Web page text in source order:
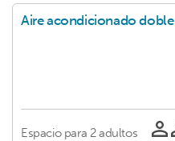
Aire acondicionado doble
Espacio para 2 adultos